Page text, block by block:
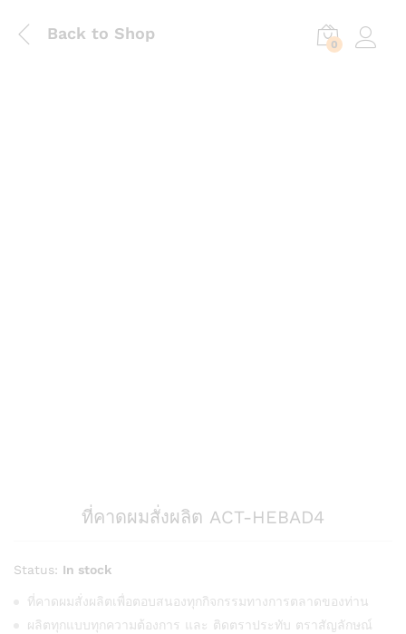
Back to Shop
0
ที่คาดผมสั่งผลิต ACT-HEBAD4
Status: In stock
ที่คาดผมสั่งผลิตเพื่อตอบสนองทุกกิจกรรมทางการตลาดของท่าน
ผลิตทุกแบบทุกความต้องการ และ ติดตราประทับ ตราสัญลักษณ์